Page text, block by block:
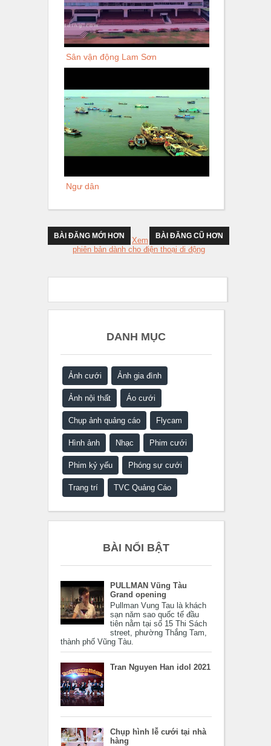
Sân vận động Lam Sơn
Ngư dân
BÀI ĐĂNG MỚI HƠN BÀI ĐĂNG CŨ HƠN
Xem
phiên bản dành cho điện thoại di động
DANH MỤC
Ảnh cưới Ảnh gia đình
Ảnh nội thất Áo cưới
Chụp ảnh quảng cáo Flycam
Hình ảnh Nhạc Phim cưới
Phim kỷ yếu Phóng sự cưới
Trang trí TVC Quảng Cáo
BÀI NỔI BẬT
PULLMAN Vũng Tàu
Grand opening
Pullman Vung Tau là khách
sạn năm sao quốc tế đầu
tiên nằm tại số 15 Thi Sách
street, phường Thắng Tam,
thành phố Vũng Tàu.
Tran Nguyen Han idol 2021
Chụp hình lễ cưới tại nhà
hàng